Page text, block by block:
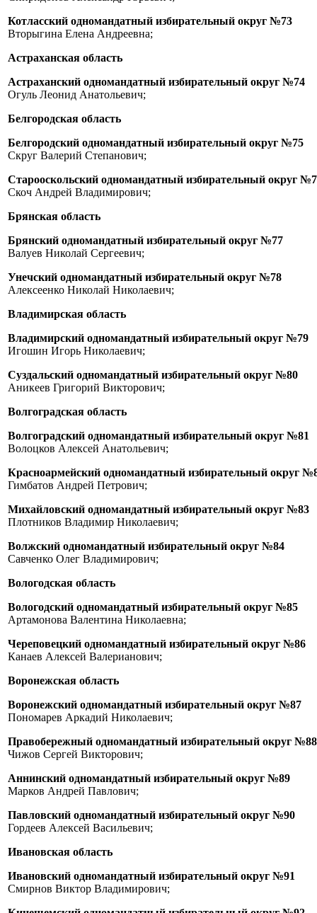
Котласский одномандатный избирательный округ №73
Вторыгина Елена Андреевна;
Астраханская область
Астраханский одномандатный избирательный округ №74
Огуль Леонид Анатольевич;
Белгородская область
Белгородский одномандатный избирательный округ №75
Скруг Валерий Степанович;
Старооскольский одномандатный избирательный округ
Скоч Андрей Владимирович;
Брянская область
Брянский одномандатный избирательный округ №77
Валуев Николай Сергеевич;
Унечский одномандатный избирательный округ №78
Алексеенко Николай Николаевич;
Владимирская область
Владимирский одномандатный избирательный округ №79
Игошин Игорь Николаевич;
Суздальский одномандатный избирательный округ №80
Аникеев Григорий Викторович;
Волгоградская область
Волгоградский одномандатный избирательный округ №81
Волоцков Алексей Анатольевич;
Красноармейский одномандатный избирательный округ
Гимбатов Андрей Петрович;
Михайловский одномандатный избирательный округ №83
Плотников Владимир Николаевич;
Волжский одномандатный избирательный округ №84
Савченко Олег Владимирович;
Вологодская область
Вологодский одномандатный избирательный округ №85
Артамонова Валентина Николаевна;
Череповецкий одномандатный избирательный округ №86
Канаев Алексей Валерианович;
Воронежская область
Воронежский одномандатный избирательный округ №87
Пономарев Аркадий Николаевич;
Правобережный одномандатный избирательный округ №88
Чижов Сергей Викторович;
Аннинский одномандатный избирательный округ №89
Марков Андрей Павлович;
Павловский одномандатный избирательный округ №90
Гордеев Алексей Васильевич;
Ивановская область
Ивановский одномандатный избирательный округ №91
Смирнов Виктор Владимирович;